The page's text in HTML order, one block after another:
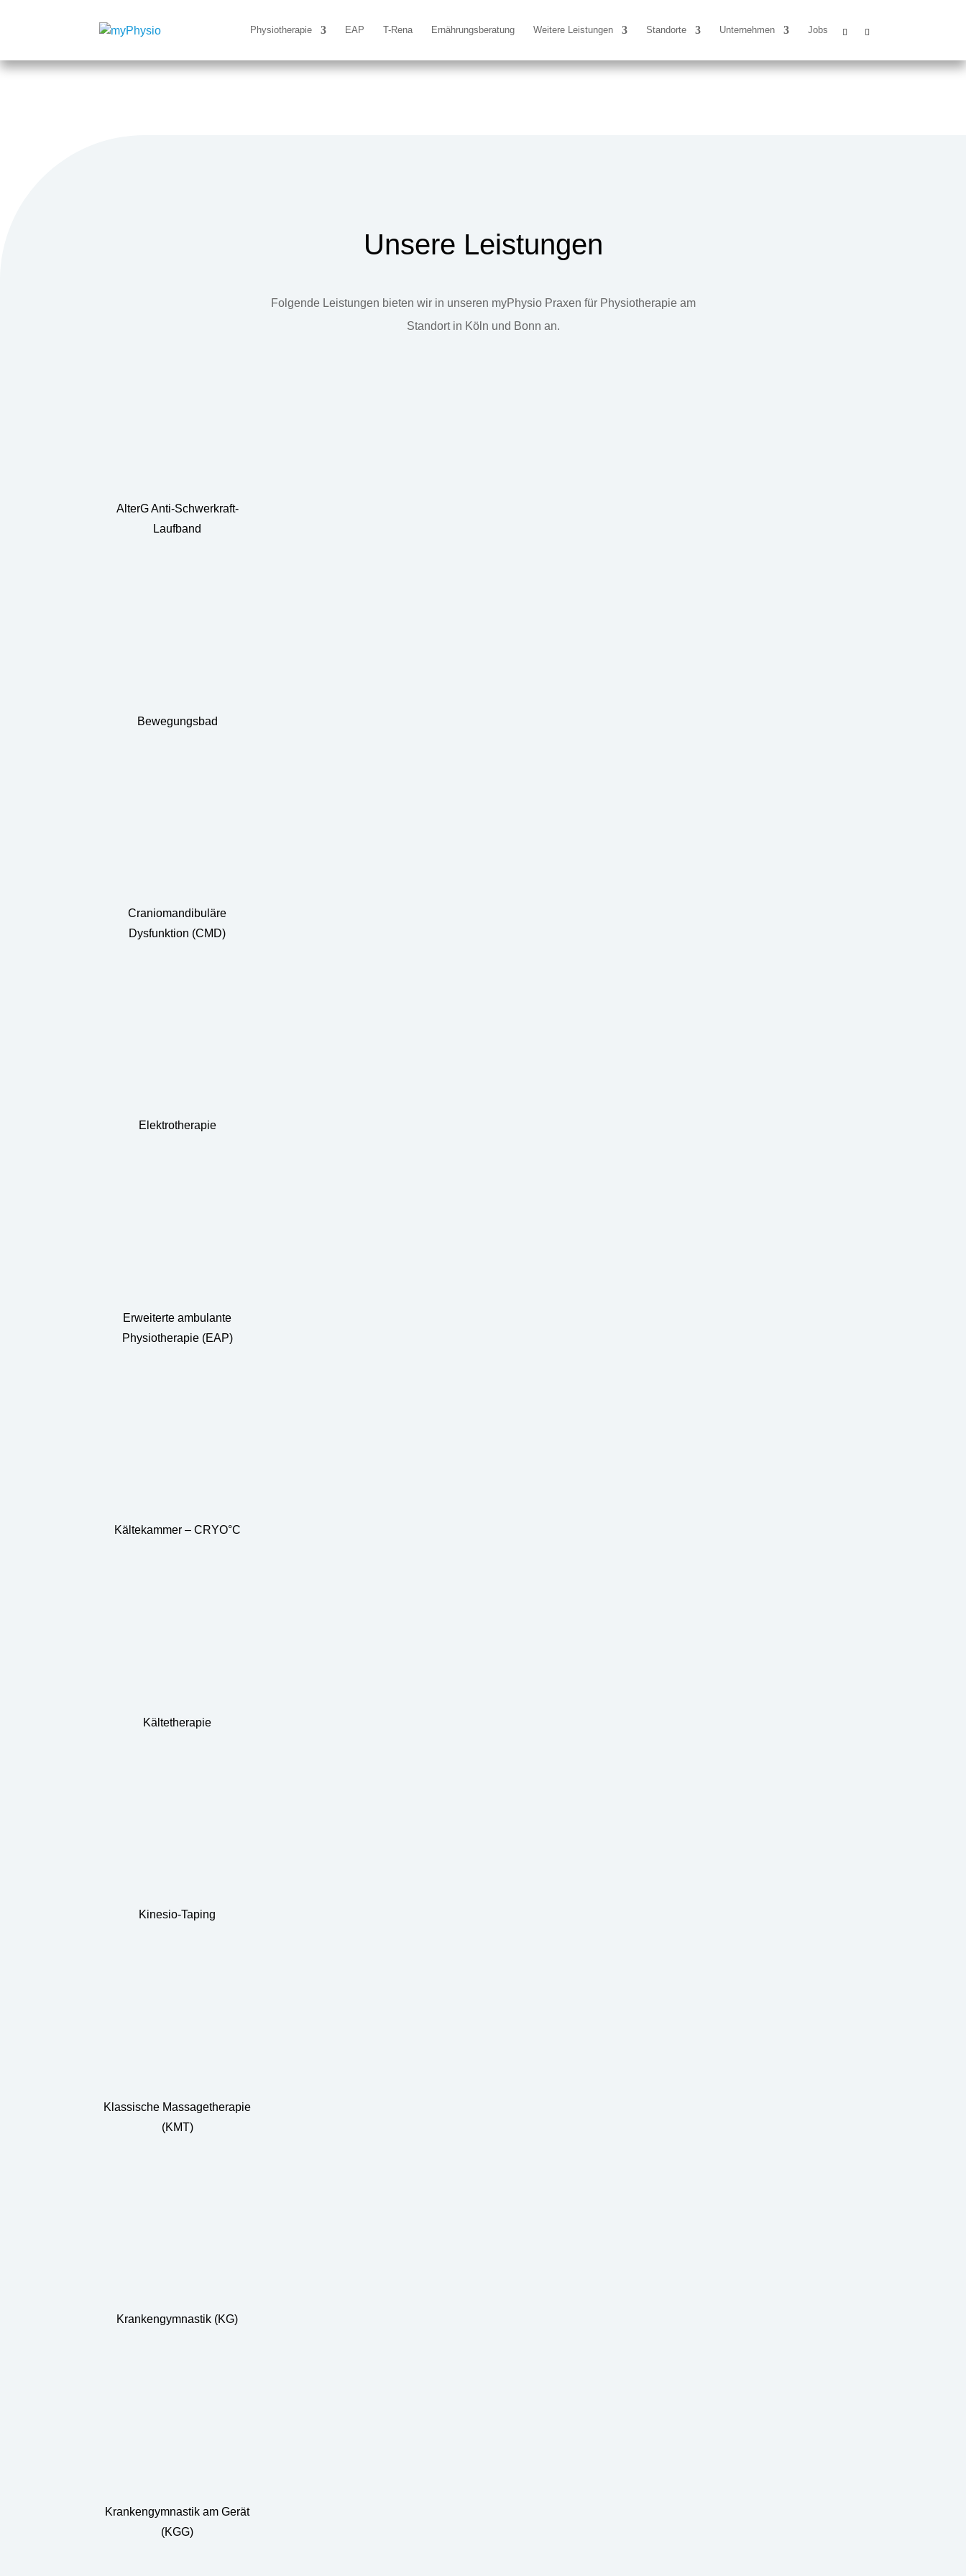
Physiotherapie EAP T-Rena Ernährungsberatung Weitere Leistungen Standorte Unternehmen Jobs
Unsere Leistungen
Folgende Leistungen bieten wir in unseren myPhysio Praxen für Physiotherapie am
Standort in Köln und Bonn an.
AlterG Anti-Schwerkraft-
Laufband
Bewegungsbad
Craniomandibuläre
Dysfunktion (CMD)
Elektrotherapie
Erweiterte ambulante
Physiotherapie (EAP)
Kältekammer – CRYO°C
Kältetherapie
Kinesio-Taping
Klassische Massagetherapie
(KMT)
Krankengymnastik (KG)
Krankengymnastik am Gerät
(KGG)